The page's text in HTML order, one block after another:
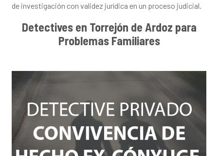
de investigación con validez jurídica en un proceso judicial.
Detectives en Torrejón de Ardoz para
Problemas Familiares